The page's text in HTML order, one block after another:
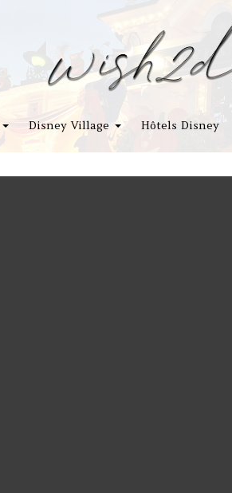
Disney Village Hôtels Disney